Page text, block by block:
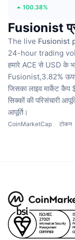
100.38%
Fusionist
The live Fusionist
24-hour trading
हमारे ACE से USD के
Fusionist,3.82%
जिसका लाइव मार्केट
सिक्कों की परिसंचारी
आपूर्ति।
CoinMarketCap टोकन